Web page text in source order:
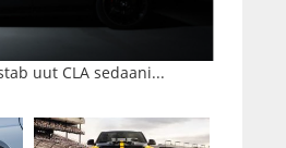
uut CLA sedaani...